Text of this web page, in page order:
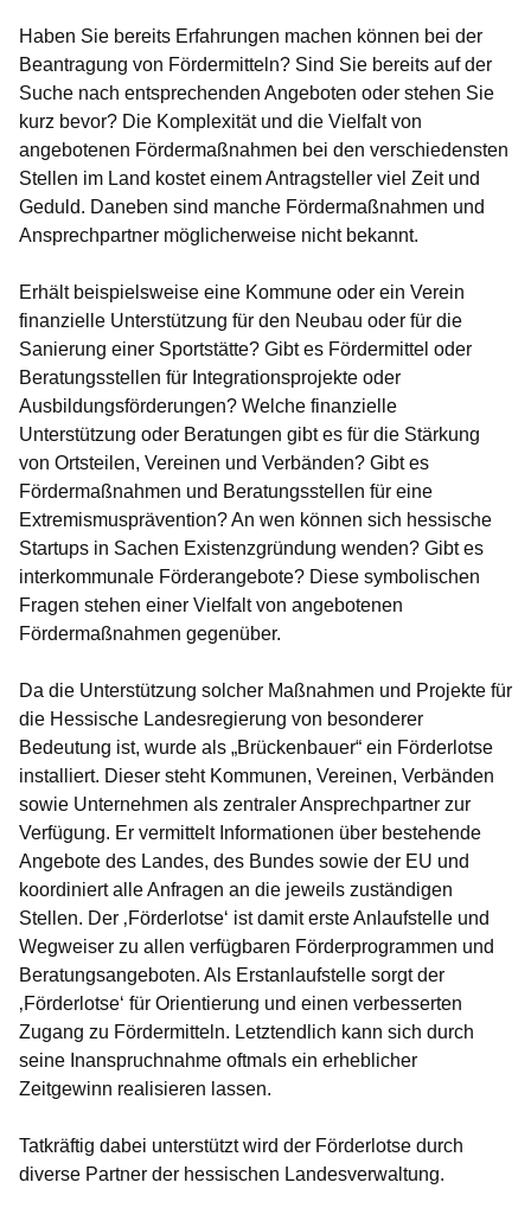
Haben Sie bereits Erfahrungen machen können bei der
Beantragung von Fördermitteln? Sind Sie bereits auf der
Suche nach entsprechenden Angeboten oder stehen Sie
kurz bevor? Die Komplexität und die Vielfalt von
angebotenen Fördermaßnahmen bei den verschiedensten
Stellen im Land kostet einem Antragsteller viel Zeit und
Geduld. Daneben sind manche Fördermaßnahmen und
Ansprechpartner möglicherweise nicht bekannt.
Erhält beispielsweise eine Kommune oder ein Verein
finanzielle Unterstützung für den Neubau oder für die
Sanierung einer Sportstätte? Gibt es Fördermittel oder
Beratungsstellen für Integrationsprojekte oder
Ausbildungsförderungen? Welche finanzielle
Unterstützung oder Beratungen gibt es für die Stärkung
von Ortsteilen, Vereinen und Verbänden? Gibt es
Fördermaßnahmen und Beratungsstellen für eine
Extremismusprävention? An wen können sich hessische
Startups in Sachen Existenzgründung wenden? Gibt es
interkommunale Förderangebote? Diese symbolischen
Fragen stehen einer Vielfalt von angebotenen
Fördermaßnahmen gegenüber.
Da die Unterstützung solcher Maßnahmen und Projekte für
die Hessische Landesregierung von besonderer
Bedeutung ist, wurde als „Brückenbauer“ ein Förderlotse
installiert. Dieser steht Kommunen, Vereinen, Verbänden
sowie Unternehmen als zentraler Ansprechpartner zur
Verfügung. Er vermittelt Informationen über bestehende
Angebote des Landes, des Bundes sowie der EU und
koordiniert alle Anfragen an die jeweils zuständigen
Stellen. Der ‚Förderlotse‘ ist damit erste Anlaufstelle und
Wegweiser zu allen verfügbaren Förderprogrammen und
Beratungsangeboten. Als Erstanlaufstelle sorgt der
‚Förderlotse‘ für Orientierung und einen verbesserten
Zugang zu Fördermitteln. Letztendlich kann sich durch
seine Inanspruchnahme oftmals ein erheblicher
Zeitgewinn realisieren lassen.
Tatkräftig dabei unterstützt wird der Förderlotse durch
diverse Partner der hessischen Landesverwaltung.